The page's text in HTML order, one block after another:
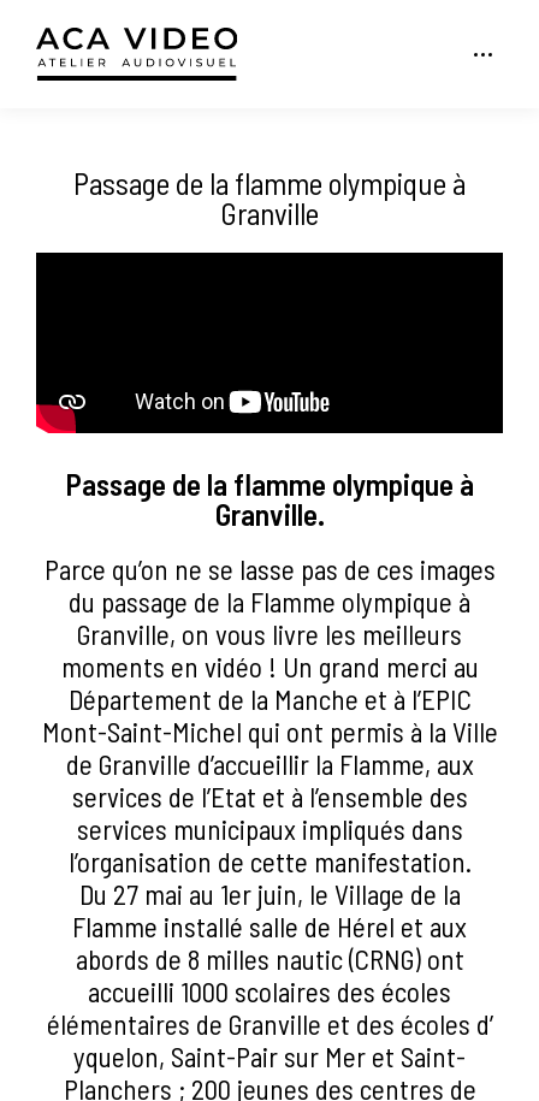
Passage de la flamme olympique à
Granville
Passage de la flamme olympique à
Granville.
Parce qu’on ne se lasse pas de ces images
du passage de la Flamme olympique à
Granville, on vous livre les meilleurs
moments en vidéo ! Un grand merci au
Département de la Manche et à l’EPIC
Mont-Saint-Michel qui ont permis à la Ville
de Granville d’accueillir la Flamme, aux
services de l’Etat et à l’ensemble des
services municipaux impliqués dans
l’organisation de cette manifestation.
Du 27 mai au 1er juin, le Village de la
Flamme installé salle de Hérel et aux
abords de 8 milles nautic (CRNG) ont
accueilli 1000 scolaires des écoles
élémentaires de Granville et des écoles d’
yquelon, Saint-Pair sur Mer et Saint-
Planchers ; 200 jeunes des centres de